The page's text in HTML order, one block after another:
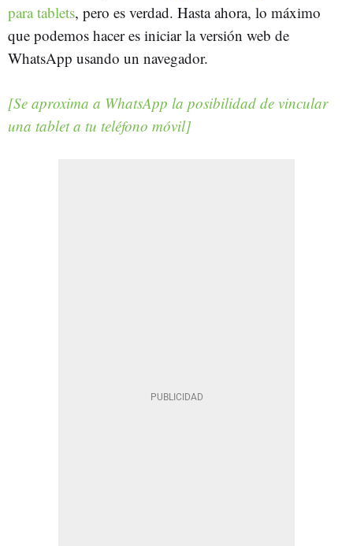
para tablets, pero es verdad. Hasta ahora, lo máximo
que podemos hacer es iniciar la versión web de
WhatsApp usando un navegador.
[Se aproxima a WhatsApp la posibilidad de vincular
una tablet a tu teléfono móvil]